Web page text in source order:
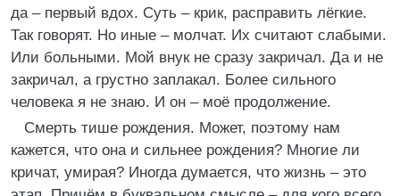
да – первый вдох. Суть – крик, расправить лёгкие.
Так говорят. Но иные – молчат. Их считают слабыми.
Или больными. Мой внук не сразу закричал. Да и не
закричал, а грустно заплакал. Более сильного
человека я не знаю. И он – моё продолжение.
Смерть тише рождения. Может, поэтому нам
кажется, что она и сильнее рождения? Многие ли
кричат, умирая? Иногда думается, что жизнь – это